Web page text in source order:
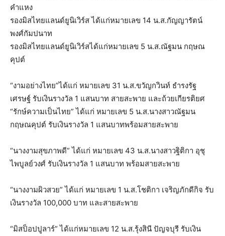
คำแหง
รองมิสไทยแลนด์ยูนิเวิร์ส ได้แก่หมายเลข 14 น.ส.กัญญารัตน์
พงศ์กัมปนาท
รองมิสไทยแลนด์ยูนิเวิร์สได้แก่หมายเลข 5 น.ส.ณัฐมน กฤษณ
คุปต์
“งามอย่างไทย”ได้แก่ หมายเลข 31 น.ส.ขวัญกวินท์ ธำรงรัฐ
เศรษฐ์ รับเงินรางวัล 1 แสนบาท สายสะพาย และถ้วยเกียรติยศ
“รักษ์ความเป็นไทย” ได้แก่ หมายเลข 5 น.ส.นางสาวณัฐมน
กฤษณคุปต์ รับเงินรางวัล 1 แสนบาทพร้อมสายสะพาย
“นางงามสุขภาพดี” ได้แก่ หมายเลข 43 น.ส.นางสาวฐิติกา อุชุ
ไพบูลย์วงศ์ รับเงินรางวัล 1 แสนบาท พร้อมสายสะพาย
“นางงามผิวสวย” ได้แก่ หมายเลข 1 น.ส.โชติกา เจริญภักดีกิจ รับ
เงินรางวัล 100,000 บาท และสายสะพาย
“มิสป็อปปูลาร์” ได้แก่หมายเลข 12 น.ส.รุ้งสินี ปัญจบุรี รับเงิน